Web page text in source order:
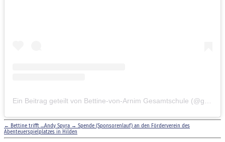
← Bettine trifft …Andy Spyra → Spende (Sponsorenlauf) an den Förderverein des
Abenteuerspielplatzes in Hilden